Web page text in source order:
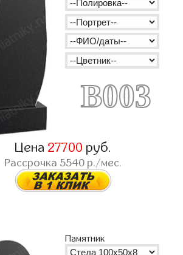
B003
Цена 27700 руб.
Рассрочка 5540 р./мес.
Памятник